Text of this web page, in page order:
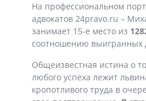
На профессиональном
адвокатов 24pravo.ru –
занимает 15-е место из
соотношению выигранных
Общеизвестная истина о
любого успеха лежит
кропотливого труда в